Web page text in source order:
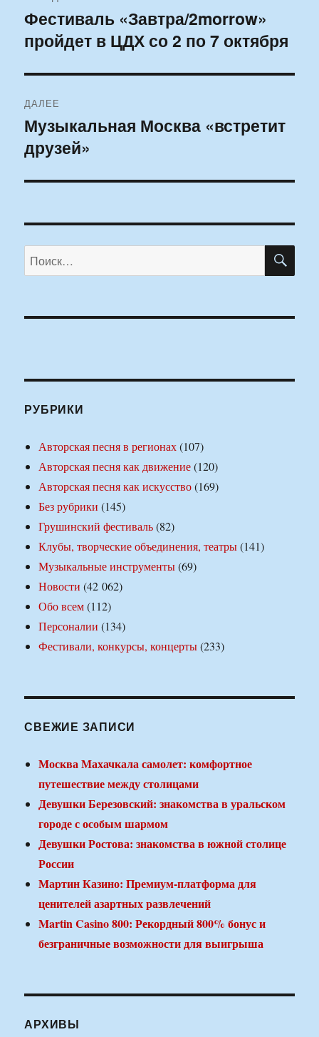
по
записям
Предыдущая
запись:
Фестиваль «Завтра/2morrow»
пройдет в ЦДХ со 2 по 7 октября
ДАЛЕЕ
Следующая
запись:
Музыкальная Москва «встретит
друзей»
Искать:
РУБРИКИ
Авторская песня в регионах(107)
Авторская песня как движение(120)
Авторская песня как искусство(169)
Без рубрики (145)
Грушинский фестиваль(82)
Клубы, творческие объединения, театры(141)
Музыкальные инструменты(69)
Новости (42 062)
Обо всем(112)
Персоналии (134)
Фестивали, конкурсы, концерты(233)
СВЕЖИЕ ЗАПИСИ
Москва Махачкала самолет: комфортное
путешествие между столицами
Девушки Березовский: знакомства в уральском
городе с особым шармом
Девушки Ростова: знакомства в южной столице
России
Мартин Казино: Премиум-платформа для
ценителей азартных развлечений
Martin Casino 800: Рекордный 800% бонус и
безграничные возможности для выигрыша
АРХИВЫ